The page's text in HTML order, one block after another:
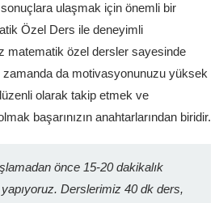
ulaşmak için önemli bir
Özel Ders ile deneyimli
matematik özel dersler sayesinde
zamanda da motivasyonunuzu yüksek
olarak takip etmek ve
başarınızın anahtarlarından biridir.
önce 15-20 dakikalık
Derslerimiz 40 dk ders,